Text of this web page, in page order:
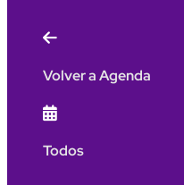

Volver a Agenda

Todos